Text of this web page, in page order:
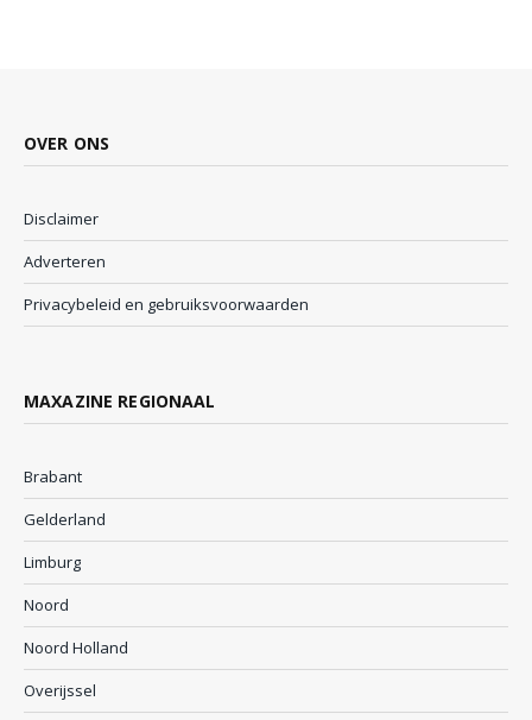
OVER ONS
Disclaimer
Adverteren
Privacybeleid en gebruiksvoorwaarden
MAXAZINE REGIONAAL
Brabant
Gelderland
Limburg
Noord
Noord Holland
Overijssel